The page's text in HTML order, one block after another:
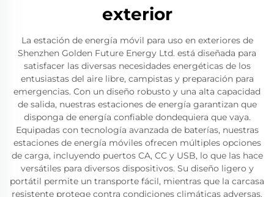
exterior
La estación de energía móvil para uso en exteriores de
Shenzhen Golden Future Energy Ltd. está diseñada para
satisfacer las diversas necesidades energéticas de los
entusiastas del aire libre, campistas y preparación para
emergencias. Con un diseño robusto y una alta capacidad
de salida, nuestras estaciones de energía garantizan que
disponga de energía confiable dondequiera que vaya.
Equipadas con tecnología avanzada de baterías, nuestras
estaciones de energía móviles ofrecen múltiples opciones
de carga, incluyendo puertos CA, CC y USB, lo que las hace
versátiles para diversos dispositivos. Su diseño ligero y
portátil permite un transporte fácil, mientras que la carcasa
resistente protege contra condiciones climáticas adversas.